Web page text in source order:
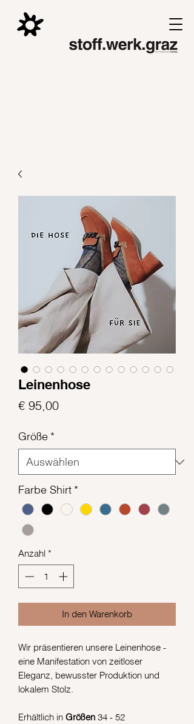
Leinenhose
€ 95,00Preis
Größe *
Farbe Shirt *
Anzahl *
In den Warenkorb
Wir präsentieren unsere Leinenhose -
eine Manifestation von zeitloser
Eleganz, bewusster Produktion und
lokalem Stolz.
Erhältlich in Größen 34 - 52